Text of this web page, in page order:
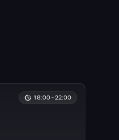
18:00 - 22:00